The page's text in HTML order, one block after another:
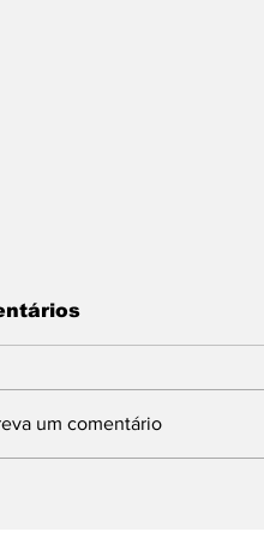
um comentário